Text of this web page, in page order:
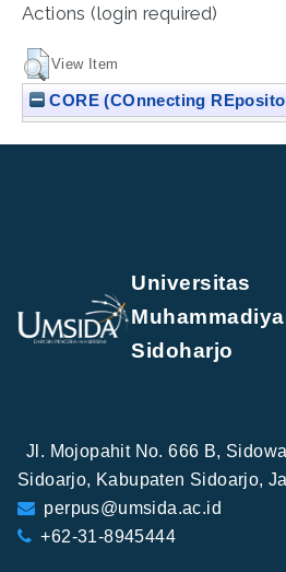
Actions (login required)
View Item
CORE (COnnecting
Universitas
Sidoharjo
Jl. Mojopahit No. 666 B,
Sidoarjo, Kabupaten Sidoarjo,
perpus@umsida.ac.id
+62-31-8945444